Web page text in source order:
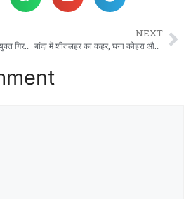
पुलिस का गुड वर्क: चोरी का अभियुक्त गिरफ्तार, 6.5 लाख का सोना बरामद।
NEXT
बांदा में शीतलहर का कहर, घना कोहरा और बढ़ी गलन, जनजीवन प्रभावित